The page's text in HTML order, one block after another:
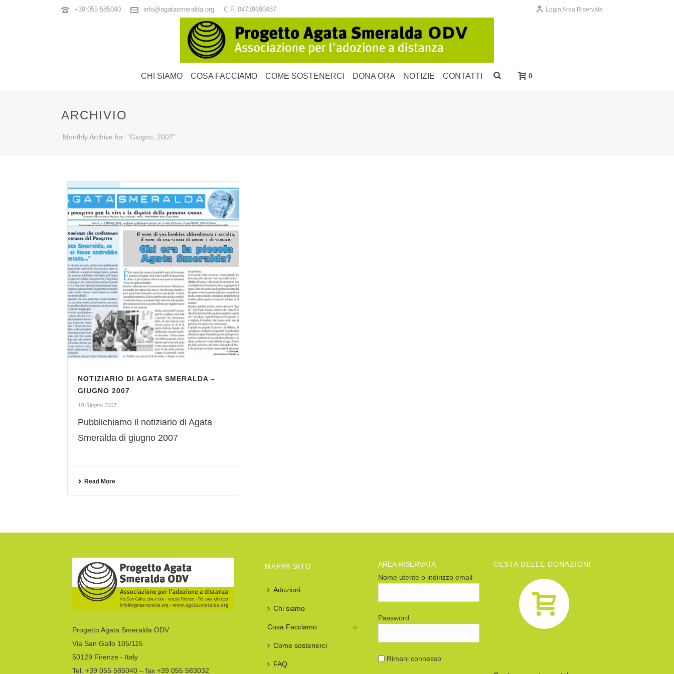
+39 055 585040 info@agatasmeralda.org C.F. 04739690487 Login Area Riservata
CHI SIAMO COSA FACCIAMO COME SOSTENERCI DONA ORA NOTIZIE CONTATTI 0
ARCHIVIO
Monthly Archive for: "Giugno, 2007"
NOTIZIARIO DI AGATA SMERALDA –
GIUGNO 2007
10 Giugno 2007
Pubblichiamo il notiziario di Agata
Smeralda di giugno 2007
Read More
Progetto Agata Smeralda ODV
Via San Gallo 105/115
50129 Firenze - Italy
Tel. +39 055 585040 – fax +39 055 583032
MAPPA SITO
Adozioni
Chi siamo
Cosa Facciamo
Come sostenerci
FAQ
AREA RISERVATA
Nome utente o indirizzo email
Password
Rimani connesso
CESTA DELLE DONAZIONI